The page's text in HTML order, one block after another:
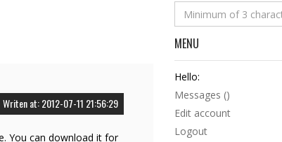
Writen at: 2012-07-11 21:56:29
You can download it for
MENU
Hello:
Messages ()
Edit account
Logout